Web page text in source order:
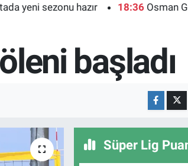
sezonu hazır 18:36 Osman Gazi
başladı
Süper Lig